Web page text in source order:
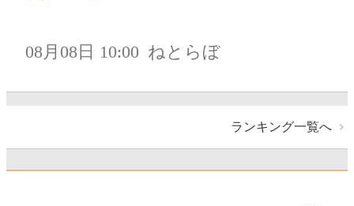
08月08日 10:00 ねとらぼ
ランキング一覧へ